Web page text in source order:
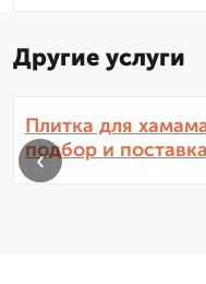
Другие услуги
Плитка для
подбор и поставка
‹